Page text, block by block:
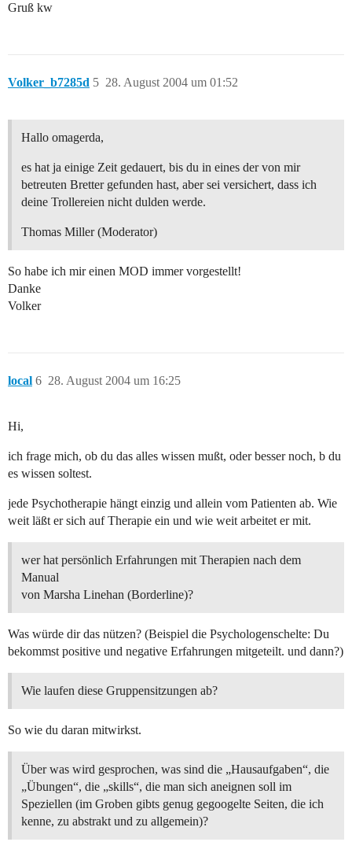
Gruß kw
Volker_b7285d 28. August 2004 um 01:52
5
Hallo omagerda,
es hat ja einige Zeit gedauert, bis du in eines der von mir
betreuten Bretter gefunden hast, aber sei versichert, dass ich
deine Trollereien nicht dulden werde.
Thomas Miller (Moderator)
So habe ich mir einen MOD immer vorgestellt!
Danke
Volker
local 28. August 2004 um 16:25
6
Hi,
ich frage mich, ob du das alles wissen mußt, oder besser noch, b du
es wissen soltest.
jede Psychotherapie hängt einzig und allein vom Patienten ab. Wie
weit läßt er sich auf Therapie ein und wie weit arbeitet er mit.
wer hat persönlich Erfahrungen mit Therapien nach dem
Manual
von Marsha Linehan (Borderline)?
Was würde dir das nützen? (Beispiel die Psychologenschelte: Du
bekommst positive und negative Erfahrungen mitgeteilt. und dann?)
Wie laufen diese Gruppensitzungen ab?
So wie du daran mitwirkst.
Über was wird gesprochen, was sind die „Hausaufgaben“, die
„Übungen“, die „skills“, die man sich aneignen soll im
Speziellen (im Groben gibts genug gegoogelte Seiten, die ich
kenne, zu abstrakt und zu allgemein)?